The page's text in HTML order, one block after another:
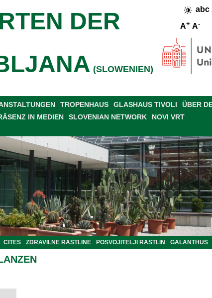
abc
A+ A-
DER
(SLOWENIEN)
TROPENHAUS GLASHAUS TIVOLI
ÜBER
IN MEDIEN SLOVENIAN NETWORK NOVI VRT
CITES ZDRAVILNE RASTLINE POSVOJITELJI RASTLIN GALANTHUS